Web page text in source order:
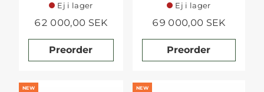
Ej i lager
62 000,00 SEK
Preorder
Ej i lager
69 000,00 SEK
Preorder
NEW NEW